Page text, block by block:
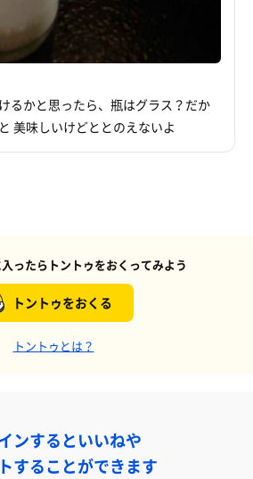
るかと思ったら、瓶はグラス？だか
美味しいけどととのえないよ
ったらトントゥをおくってみよう
トントゥをおくる
トントゥとは？
ンするといいねや
することができます